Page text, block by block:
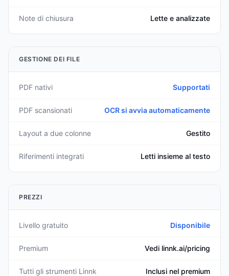
Note di chiusura Lette e analizzate
GESTIONE DEI FILE
PDF nativi Supportati
PDF scansionati OCR si avvia automaticamente
Layout a due colonne Gestito
Riferimenti integrati Letti insieme al testo
PREZZI
Livello gratuito Disponibile
Premium Vedi linnk.ai/pricing
Tutti gli strumenti Linnk Inclusi nel premium